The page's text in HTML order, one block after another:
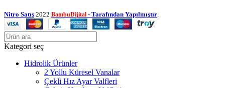
Nitro Satış 2022 BambuDijital - Tarafından Yapılmıştır.
Kategori seç
Hidrolik Ürünler
2 Yollu Küresel Vanalar
Çekli Hız Ayar Valfleri